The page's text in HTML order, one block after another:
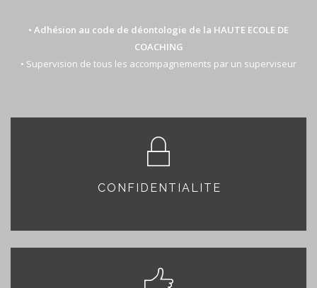
• Adhésion au code de déontologie de la HAUTE ECOLE DE
COACHING
• Supervision de tous les accompagnements par un superviseur
CONFIDENTIALITE